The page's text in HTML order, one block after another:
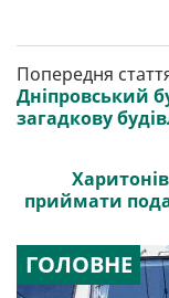
Попередня
Дніпровський
загадкову
приймати
ГОЛОВНЕ